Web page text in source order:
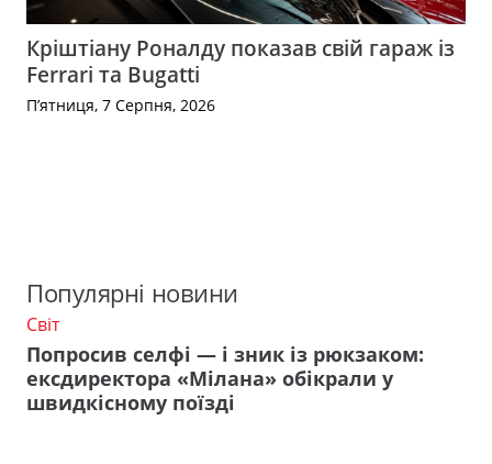
Кріштіану Роналду показав свій гараж із
Ferrari та Bugatti
П’ятниця, 7 Серпня, 2026
Популярні новини
Світ
Попросив селфі — і зник із рюкзаком:
ексдиректора «Мілана» обікрали у
швидкісному поїзді